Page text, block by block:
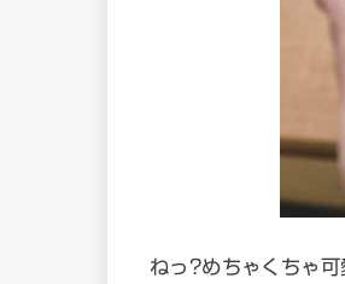
ねっ?めちゃくちゃ